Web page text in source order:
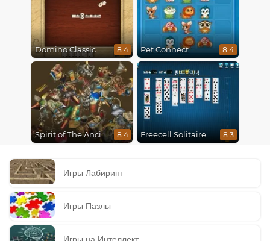
Domino Classic 8.4 Pet Connect 8.4
Spirit of The Ancient Forest 8.4 Freecell Solitaire 8.3
Игры Лабиринт
Игры Пазлы